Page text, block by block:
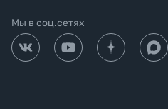
Мы в соц.сетях